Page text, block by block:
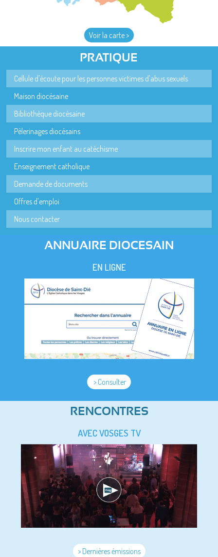
Voir la carte >
PRATIQUE
Cellule d'écoute pour les personnes victimes d'abus sexuels
Maison diocésaine
Bibliothèque diocésaine
Pèlerinages diocésains
Inscrire mon enfant au catéchisme
Enseignement catholique
Demande de documents
Offres d'emploi
Nous contacter
ANNUAIRE DIOCESAIN
EN LIGNE
> Consulter
RENCONTRES
AVEC VOSGES TV
> Dernières émissions